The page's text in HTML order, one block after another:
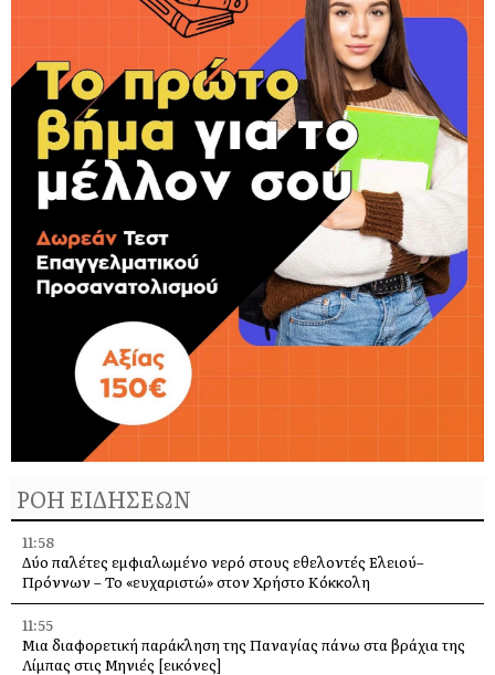
ΡΟΗ ΕΙΔΗΣΕΩΝ
11:58
Δύο παλέτες εμφιαλωμένο νερό στους εθελοντές Ελειού–
Πρόννων – Το «ευχαριστώ» στον Χρήστο Κόκκολη
11:55
Μια διαφορετική παράκληση της Παναγίας πάνω στα βράχια της
Λίμπας στις Μηνιές [εικόνες]